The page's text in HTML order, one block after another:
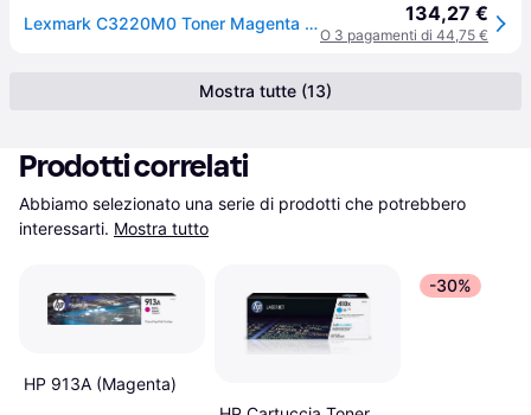
Lexmark C3220M0 Toner Magenta 1500 pagine 134,27 €
O 3 pagamenti di 44,75 €
Mostra tutte (13)
Prodotti correlati
Abbiamo selezionato una serie di prodotti che potrebbero
interessarti. Mostra tutto
HP 913A (Magenta)
-30%